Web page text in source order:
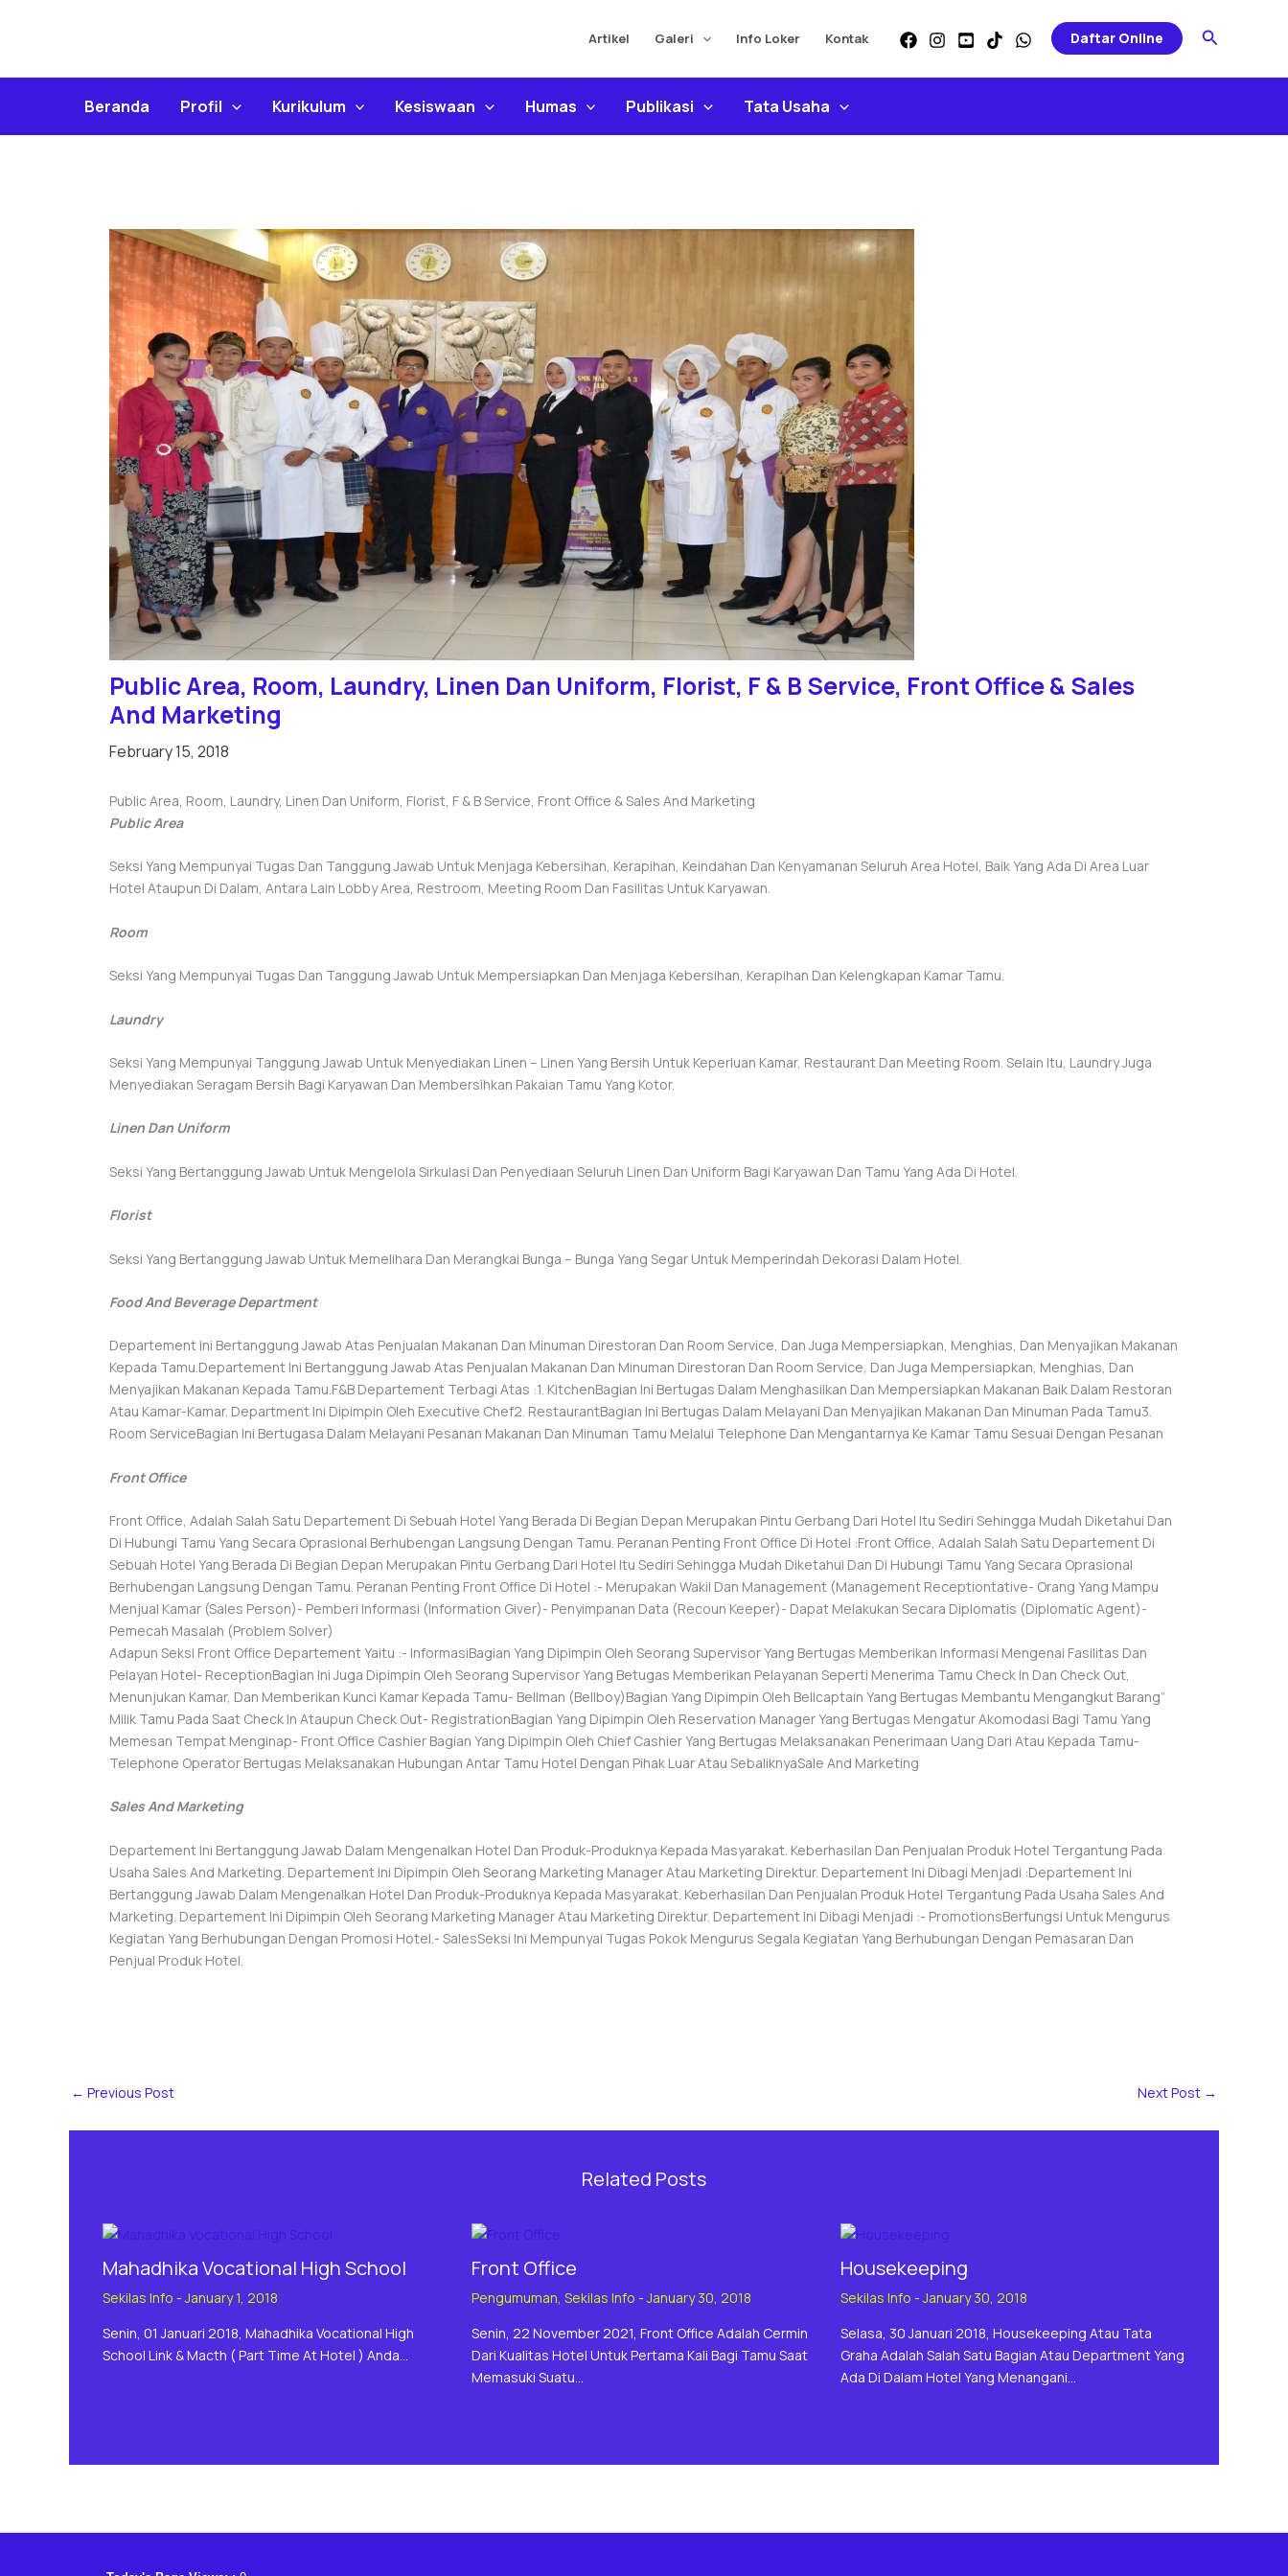
Artikel Galeri Info Loker Kontak Daftar Online Search
Beranda Profil Kurikulum Kesiswaan Humas Publikasi Tata Usaha
Public Area, Room, Laundry, Linen Dan Uniform, Florist, F & B Service, Front Office & Sales
And Marketing
February 15, 2018
Public Area, Room, Laundry, Linen Dan Uniform, Florist, F & B Service, Front Office & Sales And Marketing
Public Area
Seksi Yang Mempunyai Tugas Dan Tanggung Jawab Untuk Menjaga Kebersihan, Kerapihan, Keindahan Dan Kenyamanan Seluruh Area Hotel, Baik Yang Ada Di Area Luar
Hotel Ataupun Di Dalam, Antara Lain Lobby Area, Restroom, Meeting Room Dan Fasilitas Untuk Karyawan.
Room
Seksi Yang Mempunyai Tugas Dan Tanggung Jawab Untuk Mempersiapkan Dan Menjaga Kebersihan, Kerapihan Dan Kelengkapan Kamar Tamu.
Laundry
Seksi Yang Mempunyai Tanggung Jawab Untuk Menyediakan Linen – Linen Yang Bersih Untuk Keperluan Kamar, Restaurant Dan Meeting Room. Selain Itu, Laundry Juga
Menyediakan Seragam Bersih Bagi Karyawan Dan Membersihkan Pakaian Tamu Yang Kotor.
Linen Dan Uniform
Seksi Yang Bertanggung Jawab Untuk Mengelola Sirkulasi Dan Penyediaan Seluruh Linen Dan Uniform Bagi Karyawan Dan Tamu Yang Ada Di Hotel.
Florist
Seksi Yang Bertanggung Jawab Untuk Memelihara Dan Merangkai Bunga – Bunga Yang Segar Untuk Memperindah Dekorasi Dalam Hotel.
Food And Beverage Department
Departement Ini Bertanggung Jawab Atas Penjualan Makanan Dan Minuman Direstoran Dan Room Service, Dan Juga Mempersiapkan, Menghias, Dan Menyajikan Makanan
Kepada Tamu.Departement Ini Bertanggung Jawab Atas Penjualan Makanan Dan Minuman Direstoran Dan Room Service, Dan Juga Mempersiapkan, Menghias, Dan
Menyajikan Makanan Kepada Tamu.F&B Departement Terbagi Atas :1. KitchenBagian Ini Bertugas Dalam Menghasilkan Dan Mempersiapkan Makanan Baik Dalam Restoran
Atau Kamar-Kamar. Department Ini Dipimpin Oleh Executive Chef2. RestaurantBagian Ini Bertugas Dalam Melayani Dan Menyajikan Makanan Dan Minuman Pada Tamu3.
Room ServiceBagian Ini Bertugasa Dalam Melayani Pesanan Makanan Dan Minuman Tamu Melalui Telephone Dan Mengantarnya Ke Kamar Tamu Sesuai Dengan Pesanan
Front Office
Front Office, Adalah Salah Satu Departement Di Sebuah Hotel Yang Berada Di Begian Depan Merupakan Pintu Gerbang Dari Hotel Itu Sediri Sehingga Mudah Diketahui Dan
Di Hubungi Tamu Yang Secara Oprasional Berhubengan Langsung Dengan Tamu. Peranan Penting Front Office Di Hotel :Front Office, Adalah Salah Satu Departement Di
Sebuah Hotel Yang Berada Di Begian Depan Merupakan Pintu Gerbang Dari Hotel Itu Sediri Sehingga Mudah Diketahui Dan Di Hubungi Tamu Yang Secara Oprasional
Berhubengan Langsung Dengan Tamu. Peranan Penting Front Office Di Hotel :- Merupakan Wakil Dan Management (Management Receptiontative- Orang Yang Mampu
Menjual Kamar (Sales Person)- Pemberi Informasi (Information Giver)- Penyimpanan Data (Recoun Keeper)- Dapat Melakukan Secara Diplomatis (Diplomatic Agent)-
Pemecah Masalah (Problem Solver)
Adapun Seksi Front Office Departement Yaitu :- InformasiBagian Yang Dipimpin Oleh Seorang Supervisor Yang Bertugas Memberikan Informasi Mengenai Fasilitas Dan
Pelayan Hotel- ReceptionBagian Ini Juga Dipimpin Oleh Seorang Supervisor Yang Betugas Memberikan Pelayanan Seperti Menerima Tamu Check In Dan Check Out,
Menunjukan Kamar, Dan Memberikan Kunci Kamar Kepada Tamu- Bellman (Bellboy)Bagian Yang Dipimpin Oleh Bellcaptain Yang Bertugas Membantu Mengangkut Barang”
Milik Tamu Pada Saat Check In Ataupun Check Out- RegistrationBagian Yang Dipimpin Oleh Reservation Manager Yang Bertugas Mengatur Akomodasi Bagi Tamu Yang
Memesan Tempat Menginap- Front Office Cashier Bagian Yang Dipimpin Oleh Chief Cashier Yang Bertugas Melaksanakan Penerimaan Uang Dari Atau Kepada Tamu-
Telephone Operator Bertugas Melaksanakan Hubungan Antar Tamu Hotel Dengan Pihak Luar Atau SebaliknyaSale And Marketing
Sales And Marketing
Departement Ini Bertanggung Jawab Dalam Mengenalkan Hotel Dan Produk-Produknya Kepada Masyarakat. Keberhasilan Dan Penjualan Produk Hotel Tergantung Pada
Usaha Sales And Marketing. Departement Ini Dipimpin Oleh Seorang Marketing Manager Atau Marketing Direktur. Departement Ini Dibagi Menjadi :Departement Ini
Bertanggung Jawab Dalam Mengenalkan Hotel Dan Produk-Produknya Kepada Masyarakat. Keberhasilan Dan Penjualan Produk Hotel Tergantung Pada Usaha Sales And
Marketing. Departement Ini Dipimpin Oleh Seorang Marketing Manager Atau Marketing Direktur. Departement Ini Dibagi Menjadi :- PromotionsBerfungsi Untuk Mengurus
Kegiatan Yang Berhubungan Dengan Promosi Hotel.- SalesSeksi Ini Mempunyai Tugas Pokok Mengurus Segala Kegiatan Yang Berhubungan Dengan Pemasaran Dan
Penjual Produk Hotel.
← Previous Post Next Post →
Related Posts
Mahadhika Vocational High School
Sekilas Info -January 1, 2018
Senin, 01 Januari 2018, Mahadhika Vocational High
School Link & Macth ( Part Time At Hotel ) Anda…
Front Office
Pengumuman, Sekilas Info -January 30, 2018
Senin, 22 November 2021, Front Office Adalah Cermin
Dari Kualitas Hotel Untuk Pertama Kali Bagi Tamu Saat
Memasuki Suatu…
Housekeeping
Sekilas Info -January 30, 2018
Selasa, 30 Januari 2018, Housekeeping Atau Tata
Graha Adalah Salah Satu Bagian Atau Department Yang
Ada Di Dalam Hotel Yang Menangani…